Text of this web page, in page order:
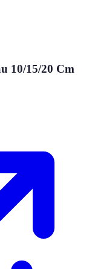
10/15/20 Cm